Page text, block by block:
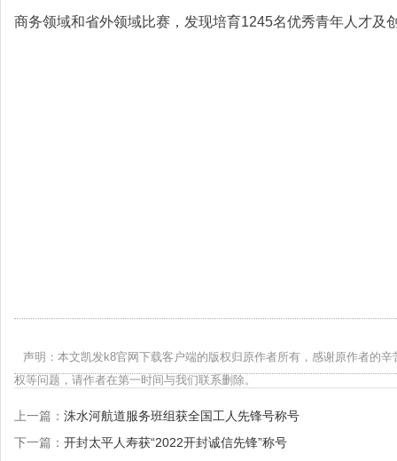
商务领域和省外领域比赛，发现培育1245名优秀青年人才及
声明：本文凯发k8官网下载客户端的版权归原作者所有，感谢原作者的
权等问题，请作者在第一时间与我们联系删除。
上一篇： 洙水河航道服务班组获全国工人先锋号称号
下一篇： 开封太平人寿获“2022开封诚信先锋”称号